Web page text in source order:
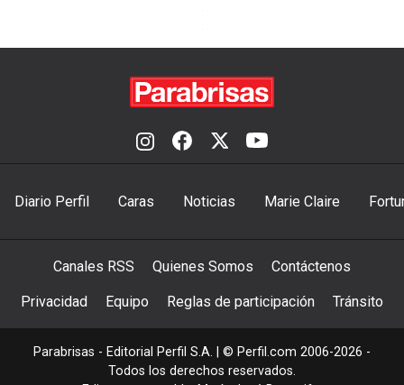
Diario Perfil Caras Noticias Marie Claire
Canales RSS Quienes Somos Contáctenos
Privacidad Equipo Reglas de participación Tránsito
Parabrisas - Editorial Perfil S.A. | © Perfil.com 2006-2026 -
Todos los derechos reservados.